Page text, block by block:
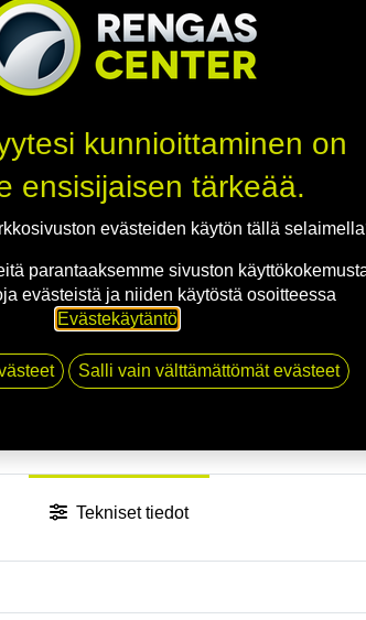
CB66.5
EAN:7332818115885
Jaa
Toimitusehdot
Tekniset tiedot
kunnioittaminen on
ensisijaisen tärkeää.
evästeiden käytön tällä
parantaaksemme sivuston
evästeistä ja niiden käytöstä osoitteessa
Evästekäytäntö.
Salli vain välttämättömät evästeet